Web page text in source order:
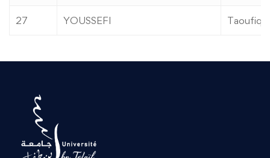
27 YOUSSEFI Taoufiq